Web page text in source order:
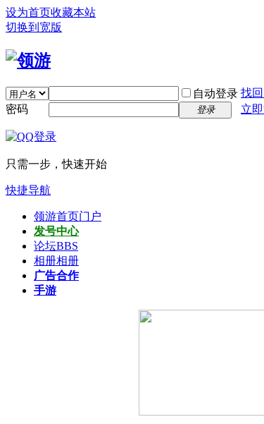
设为首页收藏本站
切换到宽版
自动登录 找
密码
登录 立
只需一步，快速开始
快捷导航
领游首页门户
发号中心
论坛BBS
相册相册
广告合作
手游